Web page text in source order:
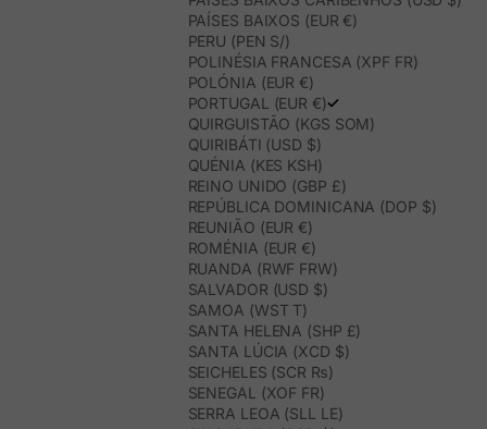
PAÍSES BAIXOS (EUR €)
PERU (PEN S/)
POLINÉSIA FRANCESA (XPF FR)
POLÓNIA (EUR €)
PORTUGAL (EUR €)
QUIRGUISTÃO (KGS SOM)
QUIRIBÁTI (USD $)
QUÉNIA (KES KSH)
REINO UNIDO (GBP £)
REPÚBLICA DOMINICANA (DOP $)
REUNIÃO (EUR €)
ROMÉNIA (EUR €)
RUANDA (RWF FRW)
SALVADOR (USD $)
SAMOA (WST T)
SANTA HELENA (SHP £)
SANTA LÚCIA (XCD $)
SEICHELES (SCR ₨)
SENEGAL (XOF FR)
SERRA LEOA (SLL LE)